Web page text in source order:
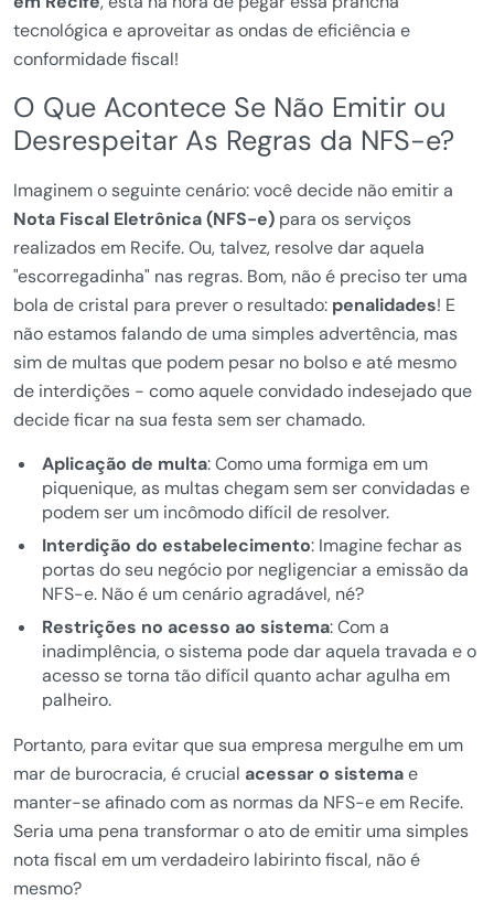
tecnológica e aproveitar as ondas de eficiência e
conformidade fiscal!
O Que Acontece Se Não Emitir ou
Desrespeitar As Regras da NFS-e?
Imaginem o seguinte cenário: você decide não emitir a
Nota Fiscal Eletrônica (NFS-e) para os serviços
realizados em Recife. Ou, talvez, resolve dar aquela
"escorregadinha" nas regras. Bom, não é preciso ter uma
bola de cristal para prever o resultado: penalidades! E
não estamos falando de uma simples advertência, mas
sim de multas que podem pesar no bolso e até mesmo
de interdições - como aquele convidado indesejado que
decide ficar na sua festa sem ser chamado.
Aplicação de multa: Como uma formiga em um
piquenique, as multas chegam sem ser convidadas e
podem ser um incômodo difícil de resolver.
Interdição do estabelecimento: Imagine fechar as
portas do seu negócio por negligenciar a emissão da
NFS-e. Não é um cenário agradável, né?
Restrições no acesso ao sistema: Com a
inadimplência, o sistema pode dar aquela travada e o
acesso se torna tão difícil quanto achar agulha em
palheiro.
Portanto, para evitar que sua empresa mergulhe em um
mar de burocracia, é crucial acessar o sistemae
manter-se afinado com as normas da NFS-e em Recife.
Seria uma pena transformar o ato de emitir uma simples
nota fiscal em um verdadeiro labirinto fiscal, não é
mesmo?